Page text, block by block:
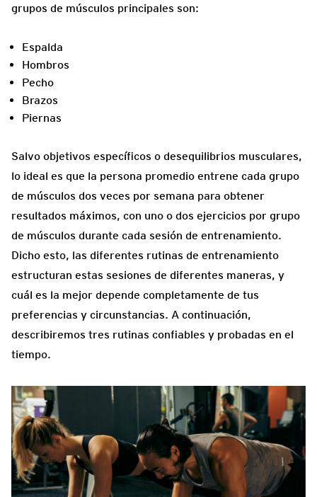
grupos de músculos principales son:
Espalda
Hombros
Pecho
Brazos
Piernas
Salvo objetivos específicos o desequilibrios musculares,
lo ideal es que la persona promedio entrene cada grupo
de músculos dos veces por semana para obtener
resultados máximos, con uno o dos ejercicios por grupo
de músculos durante cada sesión de entrenamiento.
Dicho esto, las diferentes rutinas de entrenamiento
estructuran estas sesiones de diferentes maneras, y
cuál es la mejor depende completamente de tus
preferencias y circunstancias. A continuación,
describiremos tres rutinas confiables y probadas en el
tiempo.